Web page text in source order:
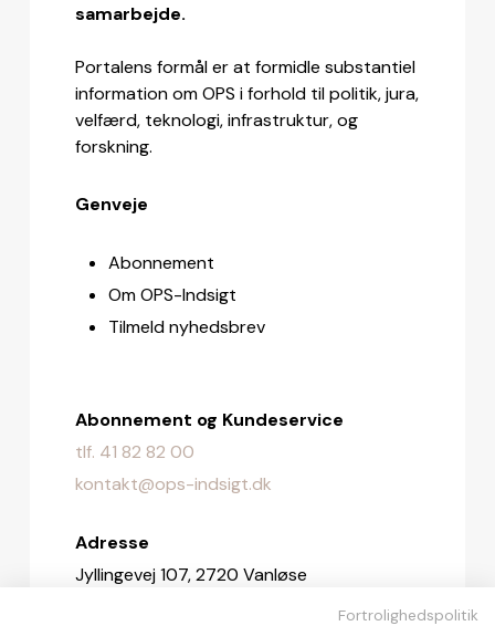
samarbejde.
Portalens formål er at formidle substantiel
information om OPS i forhold til politik, jura,
velfærd, teknologi, infrastruktur, og
forskning.
Genveje
Abonnement
Om OPS-Indsigt
Tilmeld nyhedsbrev
Abonnement og Kundeservice
tlf. 41 82 82 00
kontakt@ops-indsigt.dk
Adresse
Jyllingevej 107, 2720 Vanløse
Fortrolighedspolitik